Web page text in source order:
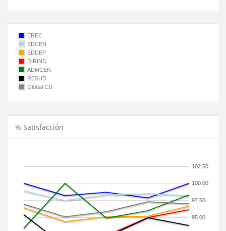
EREC
EDCEN
EDDEP
DIRINS
ADMCEN
RESUD
Global CD
% Satisfacción
95.00
97.50
100.00
102.50